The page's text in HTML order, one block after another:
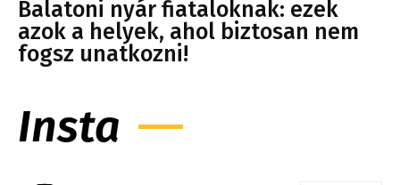
Balatoni nyár fiataloknak: ezek
azok a helyek, ahol biztosan nem
fogsz unatkozni!
Insta